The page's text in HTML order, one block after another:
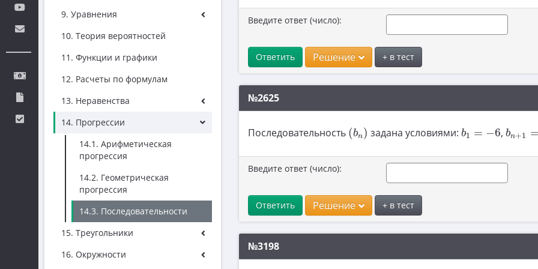
9. Уравнения
10. Теория вероятностей
11. Функции и графики
12. Расчеты по формулам
13. Неравенства
14. Прогрессии
14.1. Арифметическая
прогрессия
14.2. Геометрическая
прогрессия
14.3. Последовательности
15. Треугольники
16. Окружности
Введите ответ (число):
Ответить Решение + в тест
№2625
Последовательность (bn)
(b n) задана условиями: b1 = −6
b ,bn+1 =
Введите ответ (число):
Ответить Решение + в тест
№3198